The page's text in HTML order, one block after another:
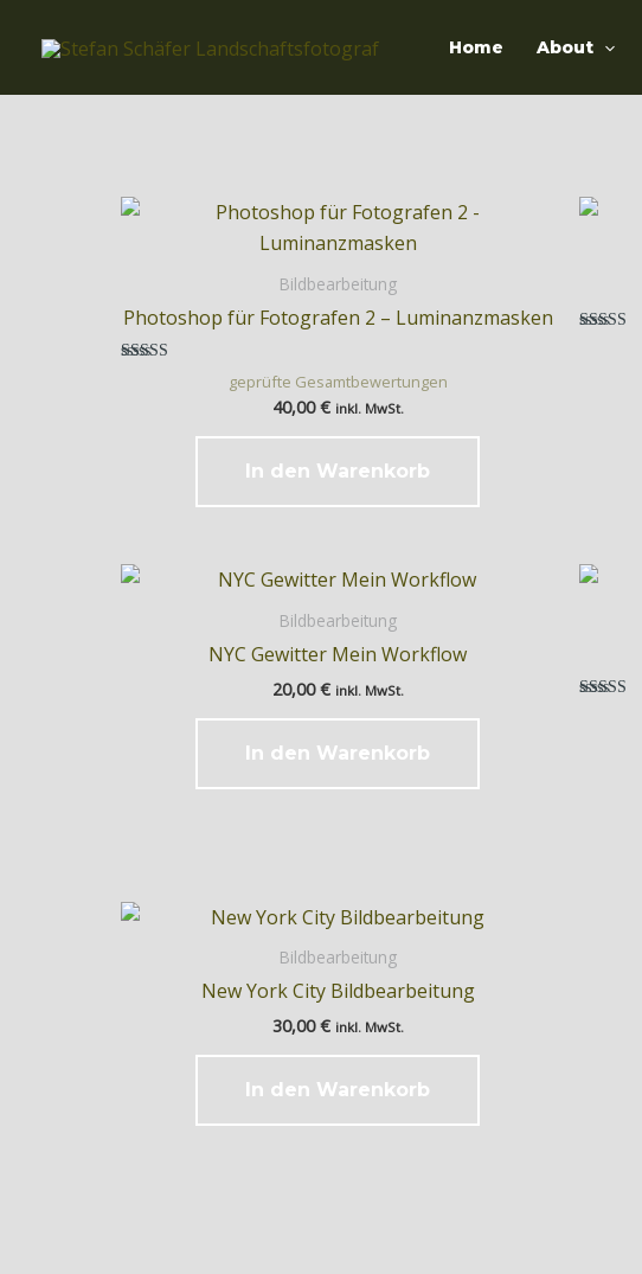
Inhalt
Home About
Bildbearbeitung
Photoshop für Fotografen 2 – Luminanzmasken
geprüfte Gesamtbewertungen
40,00€ inkl. MwSt.
In den Warenkorb
Bildbearbeitung
NYC Gewitter Mein Workflow
20,00€ inkl. MwSt.
In den Warenkorb
Bildbearbeitung
New York City Bildbearbeitung
30,00€ inkl. MwSt.
In den Warenkorb